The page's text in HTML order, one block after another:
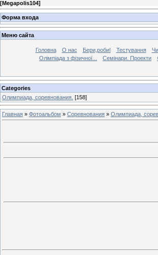
[Megapolis104]
Форма входа
Меню сайта
Головна О нас Бери,роби! Тестування
Олімпіада з фізичної...
Семінари. Проекти
Categories
Олимпиада, соревнования. [158]
Главная » Фотоальбом » Соревнования » Олимпиада,